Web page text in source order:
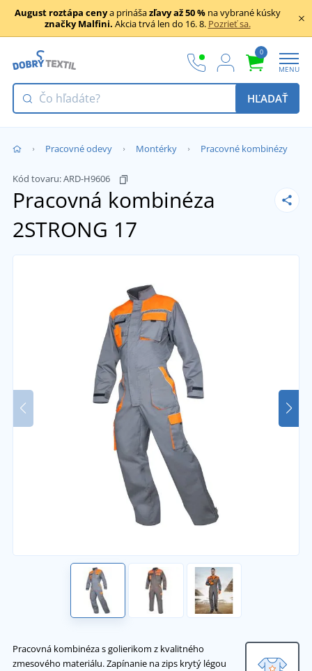
August roztápa cenya prinášazľavy až 50 %na vybrané kúsky
značky Malfini. Akcia trvá len do 16. 8. Pozrieť sa.
0
MENU
HĽADAŤ
Pracovné odevy Montérky Pracovné kombinézy
Kód tovaru:ARD-H9606
Pracovná kombinéza
2STRONG 17
Pracovná kombinéza s golierikom z kvalitného
zmesového materiálu. Zapínanie na zips krytý légou